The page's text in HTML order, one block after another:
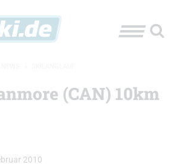
(CAN) 10km
2010